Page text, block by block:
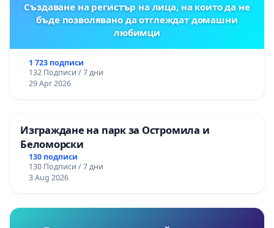
Създаване на регистър на лица, на които да не
бъде позволявано да отглеждат домашни
любимци
1 723 подписи
132 Подписи / 7 дни
29 Apr 2026
Изграждане на парк за Остромила и
Беломорски
130 подписи
130 Подписи / 7 дни
3 Aug 2026